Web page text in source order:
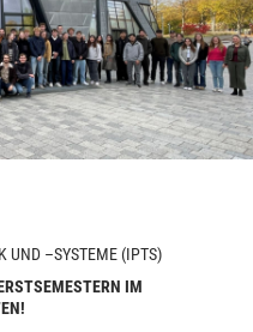
UND –SYSTEME (IPTS)
IM